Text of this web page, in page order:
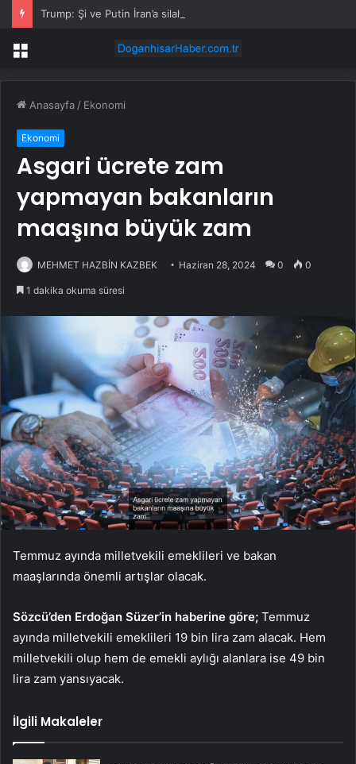
Trump: Şi ve Putin İran’a silah satmayacaklarını söyledi
Menü
Anasayfa / Ekonomi
Ekonomi
Asgari ücrete zam
yapmayan bakanların
maaşına büyük zam
MEHMET HAZBİN KAZBEK Haziran 28, 2024 0 0
1 dakika okuma süresi
Temmuz ayında milletvekili emeklileri ve bakan
maaşlarında önemli artışlar olacak.
Sözcü’den Erdoğan Süzer’in haberine göre; Temmuz
ayında milletvekili emeklileri 19 bin lira zam alacak. Hem
milletvekili olup hem de emekli aylığı alanlara ise 49 bin
lira zam yansıyacak.
İlgili Makaleler